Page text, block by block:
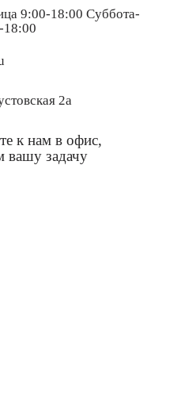
9:00-18:00 Суббота-
18:00
2а
к нам в офис,
вашу задачу